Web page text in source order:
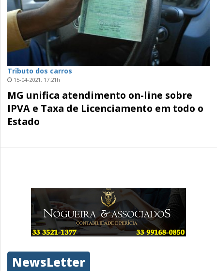
Tributo dos carros
15-04-2021, 17:21h
MG unifica atendimento on-line sobre
IPVA e Taxa de Licenciamento em todo o
Estado
NewsLetter